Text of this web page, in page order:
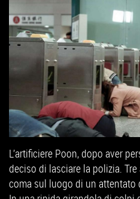
L’artificiere Poon, dopo aver
deciso di lasciare la polizia.
coma sul luogo di un